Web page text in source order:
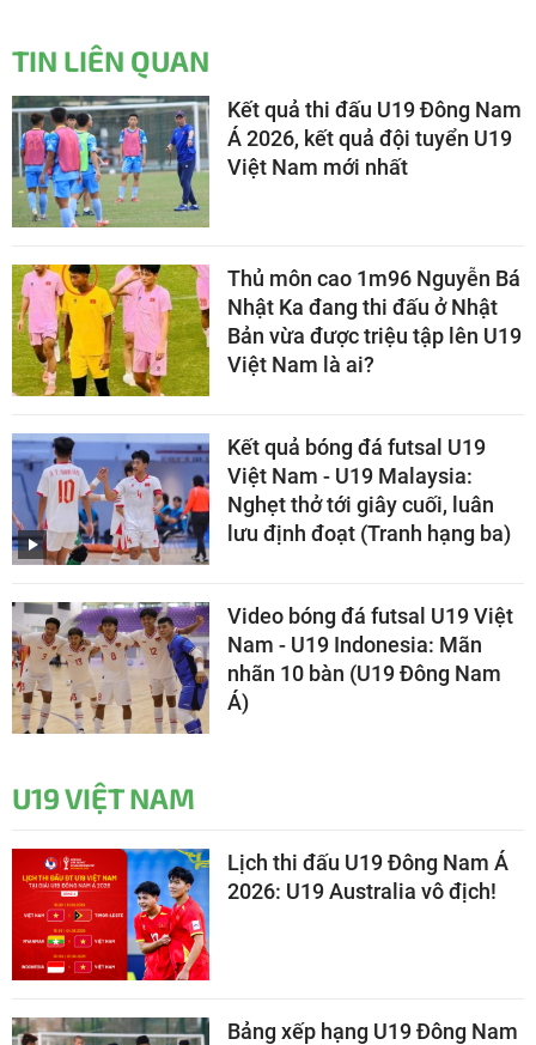
TIN LIÊN QUAN
Kết quả thi đấu U19 Đông Nam
Á 2026, kết quả đội tuyển U19
Việt Nam mới nhất
Thủ môn cao 1m96 Nguyễn Bá
Nhật Ka đang thi đấu ở Nhật
Bản vừa được triệu tập lên U19
Việt Nam là ai?
Kết quả bóng đá futsal U19
Việt Nam - U19 Malaysia:
Nghẹt thở tới giây cuối, luân
lưu định đoạt (Tranh hạng ba)
Video bóng đá futsal U19 Việt
Nam - U19 Indonesia: Mãn
nhãn 10 bàn (U19 Đông Nam
Á)
U19 VIỆT NAM
Lịch thi đấu U19 Đông Nam Á
2026: U19 Australia vô địch!
Bảng xếp hạng U19 Đông Nam